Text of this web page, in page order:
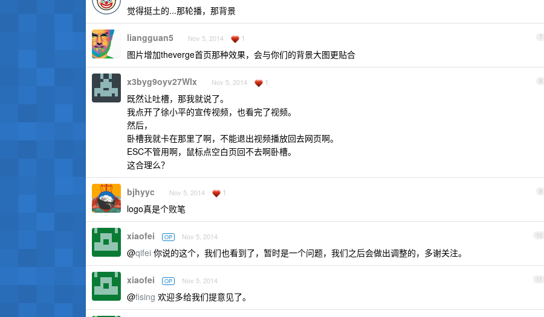
觉得挺土的...那轮播，那背景
7
liangguan5 Nov 5, 2014 1
图片增加theverge首页那种效果，会与你们的背景大图更贴合
8
x3byg9oyv27Wlx Nov 5, 2014 1
既然让吐槽，那我就说了。
我点开了徐小平的宣传视频，也看完了视频。
然后，
卧槽我就卡在那里了啊，不能退出视频播放回去网页啊。
ESC不管用啊，鼠标点空白页回不去啊卧槽。
这合理么？
9
bjhyyc Nov 5, 2014 1
logo真是个败笔
10
xiaofei OP Nov 5, 2014
@qifei 你说的这个，我们也看到了，暂时是一个问题，我们之后会做出调整的，多谢关注。
11
xiaofei OP Nov 5, 2014
@fising 欢迎多给我们提意见了。